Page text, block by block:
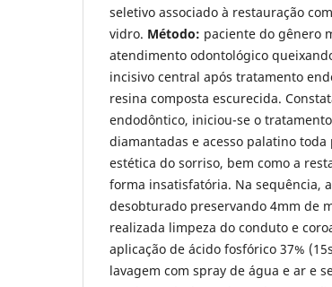
seletivo associado à restauração
vidro. Método: paciente do gênero
atendimento odontológico
incisivo central após tratamento
resina composta escurecida.
endodôntico, iniciou-se o
diamantadas e acesso palatino
estética do sorriso, bem como a
forma insatisfatória. Na sequência,
desobturado preservando 4mm de
realizada limpeza do conduto e
aplicação de ácido fosfórico 37%
lavagem com spray de água e ar e